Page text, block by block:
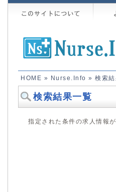
HOME » Nurse.Info » 検索結
検索結果一覧
指定された条件の求人情報